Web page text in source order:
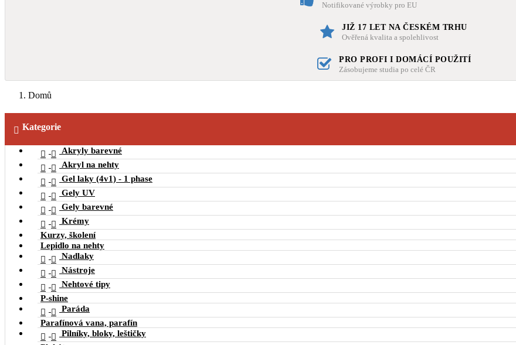
Notifikované výrobky pro EU
JIŽ 17 LET NA ČESKÉM TRHU
Ověřená kvalita a spolehlivost
PRO PROFI I DOMÁCÍ POUŽITÍ
Zásobujeme studia po celé ČR
Domů
 Kategorie
 
Akryly barevné


Akryl na nehty


Gel laky (4v1) - 1 phase


Gely UV


Gely barevné


Krémy
Kurzy, školení
Lepidlo na nehty


Nadlaky


Nástroje


Nehtové tipy
P-shine


Paráda
Parafínová vana, parafín


Pilníky, bloky, leštičky